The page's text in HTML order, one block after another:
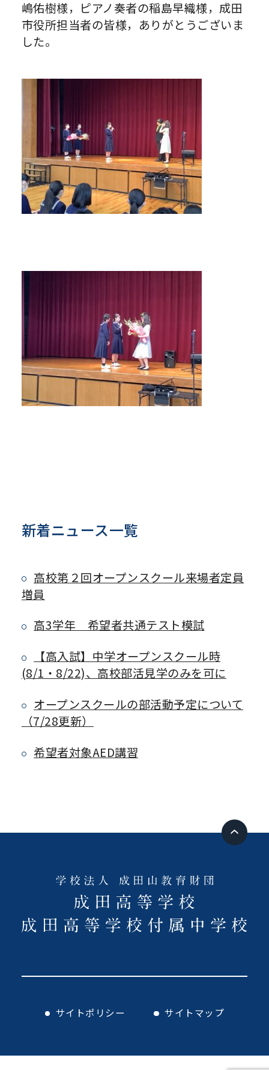
嶋佑樹様，ピアノ奏者の稲島早織様，成田
市役所担当者の皆様，ありがとうございま
した。
新着ニュース一覧
高校第２回オープンスクール来場者定員
増員
高3学年 希望者共通テスト模試
【高入試】中学オープンスクール時
(8/1・8/22)、高校部活見学のみを可に
オープンスクールの部活動予定について
（7/28更新）
希望者対象AED講習
サイトポリシー サイトマップ